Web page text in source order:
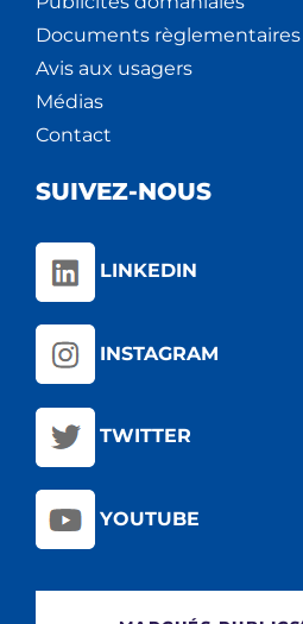
Documents règlementaires
Avis aux usagers
Médias
Contact
SUIVEZ-NOUS
LINKEDIN
INSTAGRAM
TWITTER
YOUTUBE